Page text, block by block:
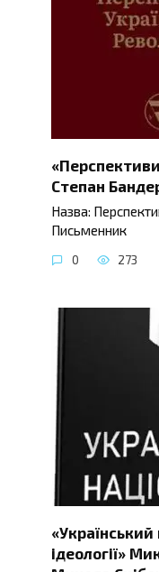
«Перспективи
Степан
Назва:
Письменник
0 273
ідеології»